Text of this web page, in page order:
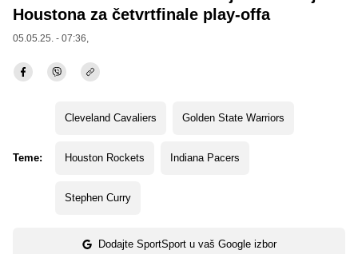
Houstona za četvrtfinale play-offa
05.05.25. - 07:36,
Teme:
Cleveland Cavaliers Golden State Warriors
Houston Rockets Indiana Pacers
Stephen Curry
Dodajte SportSport u vaš Google izbor